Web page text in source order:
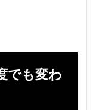
でも変わ